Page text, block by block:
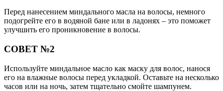
Перед нанесением миндального масла на волосы, немного
подогрейте его в водяной бане или в ладонях – это поможет
улучшить его проникновение в волосы.
СОВЕТ №2
Используйте миндальное масло как маску для волос, нанося
его на влажные волосы перед укладкой. Оставьте на несколько
часов или на ночь, затем тщательно смойте шампунем.